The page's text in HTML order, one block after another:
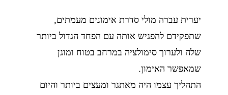
יערית עברה מולי סדרת אימונים מעמתים,
שתפקידם להפגיש אותה עם הפחד הגדול ביותר
שלה ולערוך סימולציה במרחב בטוח ומוגן
שמאפשר האימון.
התהליך עצמו היה מאתגר ומעצים ביותר והיום